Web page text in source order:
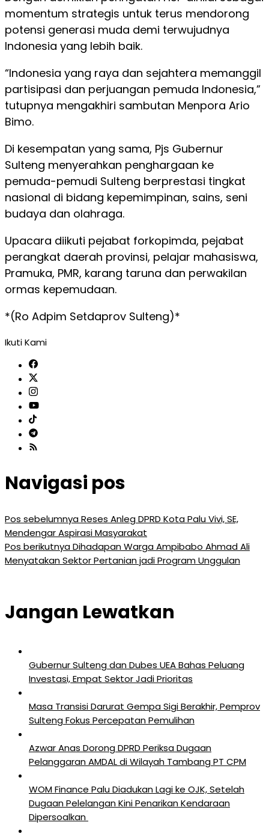
momentum strategis untuk terus mendorong
potensi generasi muda demi terwujudnya
Indonesia yang lebih baik.
“Indonesia yang raya dan sejahtera memanggil
partisipasi dan perjuangan pemuda Indonesia,”
tutupnya mengakhiri sambutan Menpora Ario
Bimo.
Di kesempatan yang sama, Pjs Gubernur
Sulteng menyerahkan penghargaan ke
pemuda-pemudi Sulteng berprestasi tingkat
nasional di bidang kepemimpinan, sains, seni
budaya dan olahraga.
Upacara diikuti pejabat forkopimda, pejabat
perangkat daerah provinsi, pelajar mahasiswa,
Pramuka, PMR, karang taruna dan perwakilan
ormas kepemudaan.
*(Ro Adpim Setdaprov Sulteng)*
Ikuti Kami
Navigasi pos
Pos sebelumnyaReses Anleg DPRD Kota Palu Vivi, SE,
Mendengar Aspirasi Masyarakat
Pos berikutnyaDihadapan Warga Ampibabo Ahmad Ali
Menyatakan Sektor Pertanian jadi Program Unggulan
Jangan Lewatkan
Gubernur Sulteng dan Dubes UEA Bahas Peluang
Investasi, Empat Sektor Jadi Prioritas
Masa Transisi Darurat Gempa Sigi Berakhir, Pemprov
Sulteng Fokus Percepatan Pemulihan
Azwar Anas Dorong DPRD Periksa Dugaan
Pelanggaran AMDAL di Wilayah Tambang PT CPM
‎WOM Finance Palu Diadukan Lagi ke OJK, Setelah
Dugaan Pelelangan Kini Penarikan Kendaraan
Dipersoalkan ‎